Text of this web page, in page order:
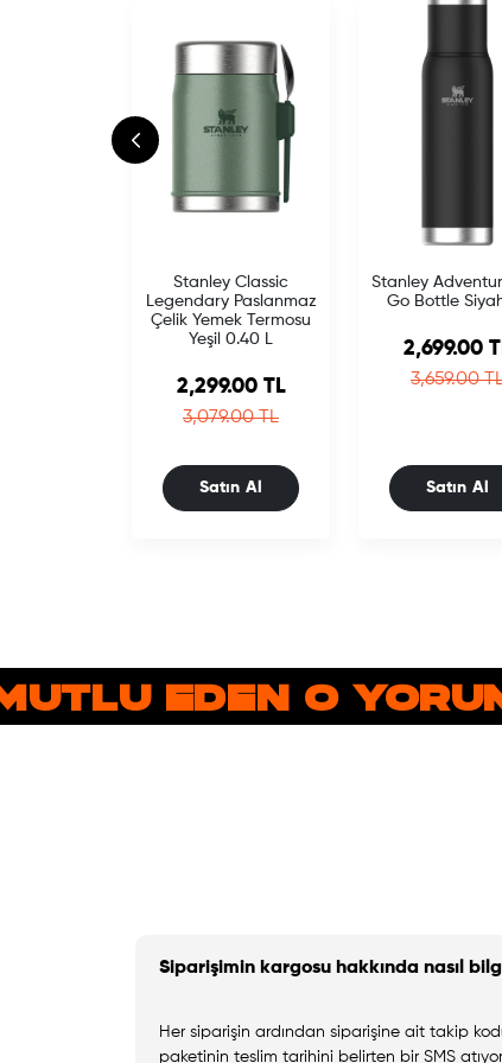
Stanley Classic
Legendary Paslanmaz
Çelik Yemek Termosu
Yeşil 0.40 L
Sale price
2,299.00 TL
Regular price
3,079.00 TL
Satın Al
Stanley
Go Bottle
Sale
2,699.00
Regular
3,659.00
Satın Al
EDEN O
Siparişimin kargosu hakkında nasıl
Her siparişin ardından siparişine ait takip
paketinin teslim tarihini belirten bir SMS